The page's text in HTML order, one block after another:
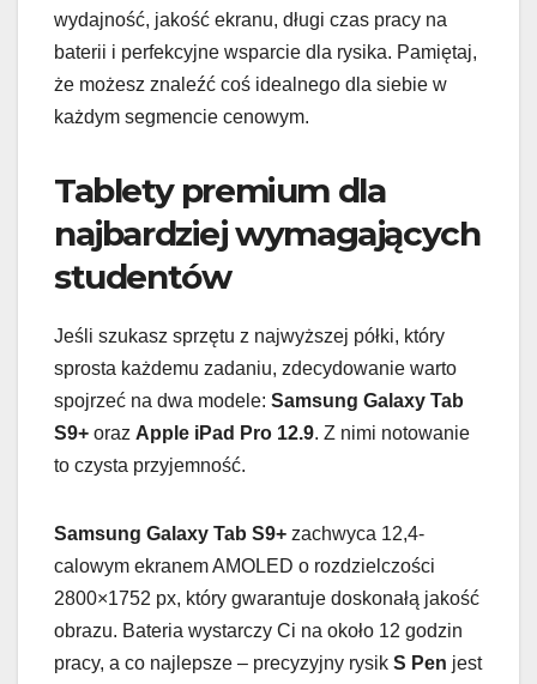
wydajność, jakość ekranu, długi czas pracy na
baterii i perfekcyjne wsparcie dla rysika. Pamiętaj,
że możesz znaleźć coś idealnego dla siebie w
każdym segmencie cenowym.
Tablety premium dla
najbardziej wymagających
studentów
Jeśli szukasz sprzętu z najwyższej półki, który
sprosta każdemu zadaniu, zdecydowanie warto
spojrzeć na dwa modele: Samsung Galaxy Tab
S9+ oraz Apple iPad Pro 12.9. Z nimi notowanie
to czysta przyjemność.
Samsung Galaxy Tab S9+ zachwyca 12,4-
calowym ekranem AMOLED o rozdzielczości
2800×1752 px, który gwarantuje doskonałą jakość
obrazu. Bateria wystarczy Ci na około 12 godzin
pracy, a co najlepsze – precyzyjny rysik S Pen jest